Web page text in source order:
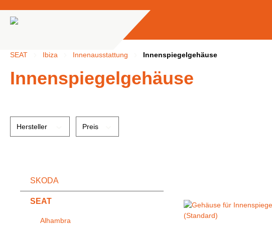
Zur Hauptnavigation springen
SEAT Ibiza Innenausstattung Innenspiegelgehäuse
Innenspiegelgehäuse
Hersteller Preis
SKODA
SEAT
Alhambra